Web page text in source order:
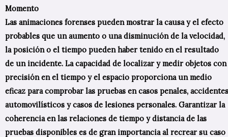
Momento
Las animaciones forenses pueden mostrar la causa y el efecto
probables que un aumento o una disminución de la velocidad,
la posición o el tiempo pueden haber tenido en el resultado
de un incidente. La capacidad de localizar y medir objetos con
precisión en el tiempo y el espacio proporciona un medio
eficaz para comprobar las pruebas en casos penales, accidentes
automovilísticos y casos de lesiones personales. Garantizar la
coherencia en las relaciones de tiempo y distancia de las
pruebas disponibles es de gran importancia al recrear su caso